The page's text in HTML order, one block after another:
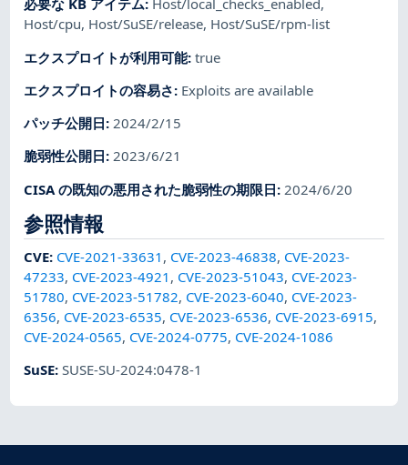
必要な KB アイテム: Host/local_checks_enabled,
Host/cpu, Host/SuSE/release, Host/SuSE/rpm-list
エクスプロイトが利用可能:true
エクスプロイトの容易さ: Exploits are available
パッチ公開日:2024/2/15
脆弱性公開日:2023/6/21
CISA の既知の悪用された脆弱性の期限日: 2024/6/20
参照情報
CVE: CVE-2021-33631 , CVE-2023-46838, CVE-2023-
47233, CVE-2023-4921 , CVE-2023-51043, CVE-2023-
51780, CVE-2023-51782, CVE-2023-6040, CVE-2023-
6356, CVE-2023-6535, CVE-2023-6536, CVE-2023-6915,
CVE-2024-0565, CVE-2024-0775, CVE-2024-1086
SuSE:SUSE-SU-2024:0478-1